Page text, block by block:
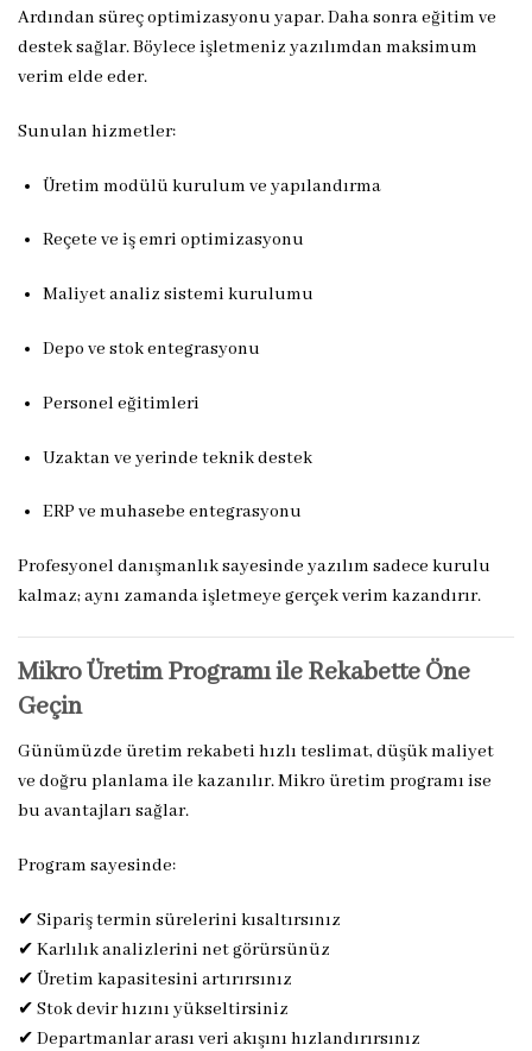
Ardından süreç optimizasyonu yapar. Daha sonra eğitim ve
destek sağlar. Böylece işletmeniz yazılımdan maksimum
verim elde eder.
Sunulan hizmetler:
Üretim modülü kurulum ve yapılandırma
Reçete ve iş emri optimizasyonu
Maliyet analiz sistemi kurulumu
Depo ve stok entegrasyonu
Personel eğitimleri
Uzaktan ve yerinde teknik destek
ERP ve muhasebe entegrasyonu
Profesyonel danışmanlık sayesinde yazılım sadece kurulu
kalmaz; aynı zamanda işletmeye gerçek verim kazandırır.
Mikro Üretim Programı ile Rekabette Öne
Geçin
Günümüzde üretim rekabeti hızlı teslimat, düşük maliyet
ve doğru planlama ile kazanılır. Mikro üretim programı ise
bu avantajları sağlar.
Program sayesinde:
✔ Sipariş termin sürelerini kısaltırsınız
✔ Karlılık analizlerini net görürsünüz
✔ Üretim kapasitesini artırırsınız
✔ Stok devir hızını yükseltirsiniz
✔ Departmanlar arası veri akışını hızlandırırsınız